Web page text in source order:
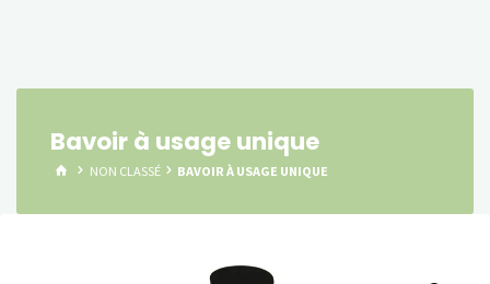
Bavoir à usage unique
HOMENON CLASSÉ BAVOIR À USAGE UNIQUE